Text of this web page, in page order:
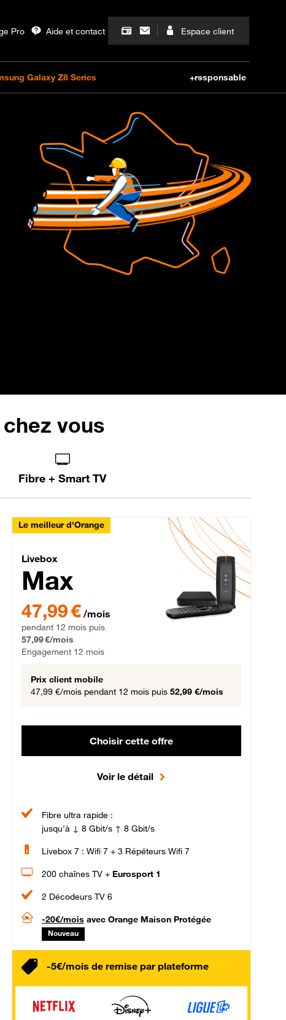
vous
Fibre + Smart TV
12 mois
Le meilleur d'Orange
Livebox Max Fibre
Livebox
Max
47,99 € par mois pendant 12 mois puis 57,99 € par mois,
47,99 € /mois
pendant 12 mois puis
57,99 €/mois
Engagement 12 mois
Prix client mobile
47,99 €/mois pendant 12 mois puis 52,99 €/mois
Choisir cette offre
Voir le détail
Fibre ultra rapide :
jusqu'à ↓ 8 Gbit/s ↑ 8 Gbit/s
Livebox 7 : Wifi 7 + 3 Répéteurs Wifi 7
200 chaînes TV + Eurosport 1
2 Décodeurs TV 6
-20€/mois avec Orange Maison Protégée
Nouveau
-5€/mois de remise par plateforme